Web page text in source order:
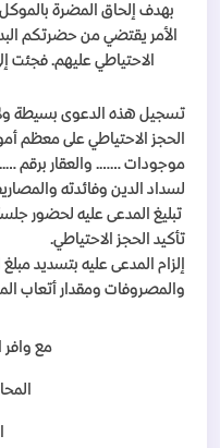
بهدف إلحاق المضرة بالموكل
الأمر يقتضي من حضرتكم
الاحتياطي عليهم. فجئت
تسجيل هذه الدعوى بسيطة ولا
الحجز الاحتياطي على معظم
موجودات ……. والعقار برقم …..
لسداد الدين وفائدته
تبليغ المدعى عليه لحضور
تأكيد الحجز الاحتياطي.
إلزام المدعى عليه بتسديد
والمصروفات ومقدار أتعاب
مع وافر